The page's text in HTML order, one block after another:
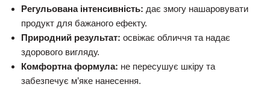
Регульована інтенсивність: дає змогу нашаровувати
продукт для бажаного ефекту.
Природний результат: освіжає обличчя та надає
здорового вигляду.
Комфортна формула: не пересушує шкіру та
забезпечує м’яке нанесення.